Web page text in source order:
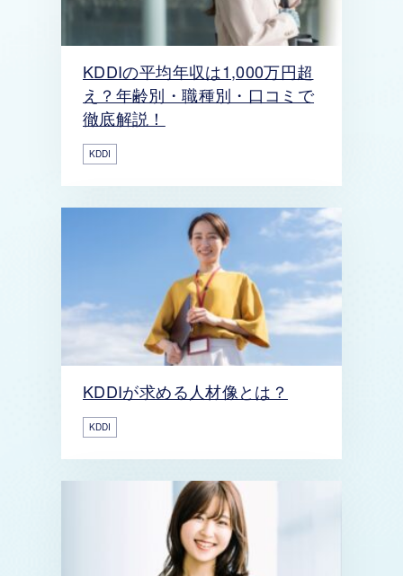
KDDIの平均年収は1,000万円超
え？年齢別・職種別・口コミで
徹底解説！
KDDI
KDDIが求める人材像とは？
KDDI